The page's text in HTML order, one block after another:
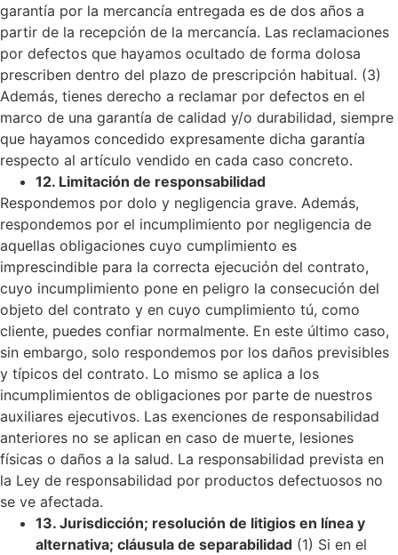
garantía por la mercancía entregada es de dos años a
partir de la recepción de la mercancía. Las reclamaciones
por defectos que hayamos ocultado de forma dolosa
prescriben dentro del plazo de prescripción habitual. (3)
Además, tienes derecho a reclamar por defectos en el
marco de una garantía de calidad y/o durabilidad, siempre
que hayamos concedido expresamente dicha garantía
respecto al artículo vendido en cada caso concreto.
12. Limitación de responsabilidad
Respondemos por dolo y negligencia grave. Además,
respondemos por el incumplimiento por negligencia de
aquellas obligaciones cuyo cumplimiento es
imprescindible para la correcta ejecución del contrato,
cuyo incumplimiento pone en peligro la consecución del
objeto del contrato y en cuyo cumplimiento tú, como
cliente, puedes confiar normalmente. En este último caso,
sin embargo, solo respondemos por los daños previsibles
y típicos del contrato. Lo mismo se aplica a los
incumplimientos de obligaciones por parte de nuestros
auxiliares ejecutivos. Las exenciones de responsabilidad
anteriores no se aplican en caso de muerte, lesiones
físicas o daños a la salud. La responsabilidad prevista en
la Ley de responsabilidad por productos defectuosos no
se ve afectada.
13. Jurisdicción; resolución de litigios en línea y
alternativa; cláusula de separabilidad (1) Si en el